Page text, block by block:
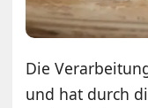
Die
und hat durch